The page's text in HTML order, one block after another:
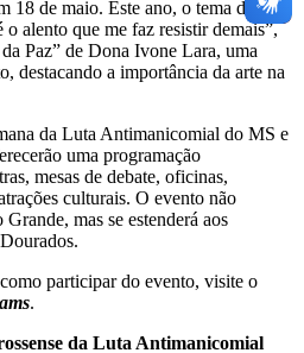
de maio. Este ano, o tema do
alento que me faz resistir demais”,
Paz” de Dona Ivone Lara, uma
destacando a importância da arte na
da Luta Antimanicomial do MS e
uma programação
mesas de debate, oficinas,
culturais. O evento não
mas se estenderá aos
participar do evento, visite o
.
da Luta Antimanicomial